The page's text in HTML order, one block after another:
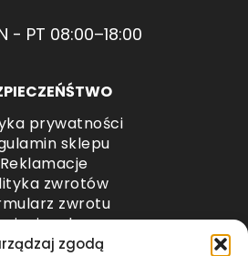
zgodą
- PT 08:00–18:00
prywatności
sklepu
Reklamacje
zwrotów
zwrotu
od umowy
– przesyłki paletowe